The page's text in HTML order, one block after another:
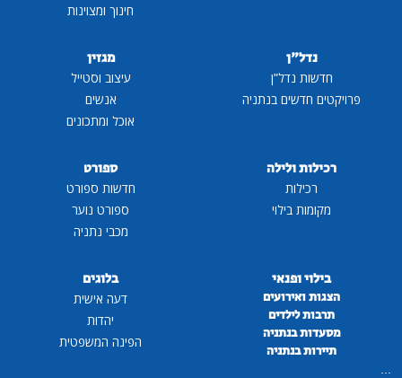
חינוך ומצוינות
נדל"ן
חדשות נדל"ן
פרויקטים חדשים בנתניה
מגזין
עיצוב וסטייל
אנשים
אוכל ומתכונים
רכילות ולילה
רכילות
מקומות בילוי
ספורט
חדשות ספורט
ספורט נוער
מכבי נתניה
בילוי ופנאי
הצגות ואירועים
תרבות לילדים
מסעדות בנתניה
תיירות בנתניה
...
בלוגים
דעה אישית
יהדות
הפינה המשפטית